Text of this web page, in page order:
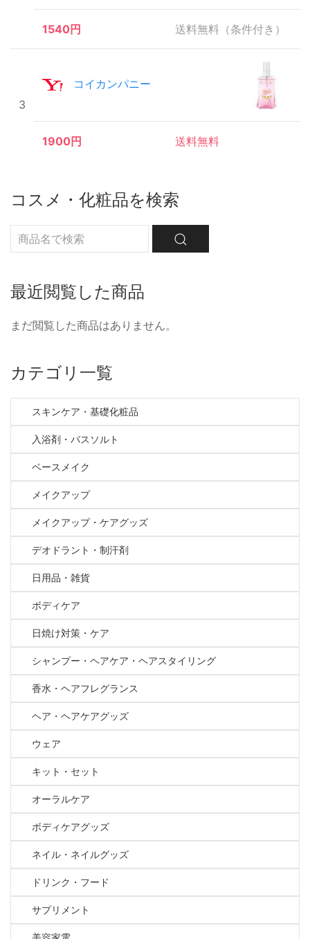
1540円 送料無料（条件付き）
3
コイカンパニー
1900円 送料無料
コスメ・化粧品を検索
最近閲覧した商品
まだ閲覧した商品はありません。
カテゴリ一覧
スキンケア・基礎化粧品
入浴剤・バスソルト
ベースメイク
メイクアップ
メイクアップ・ケアグッズ
デオドラント・制汗剤
日用品・雑貨
ボディケア
日焼け対策・ケア
シャンプー・ヘアケア・ヘアスタイリング
香水・ヘアフレグランス
ヘア・ヘアケアグッズ
ウェア
キット・セット
オーラルケア
ボディケアグッズ
ネイル・ネイルグッズ
ドリンク・フード
サプリメント